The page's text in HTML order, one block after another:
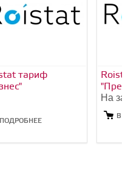
тариф
ПОДРОБНЕЕ
На
В